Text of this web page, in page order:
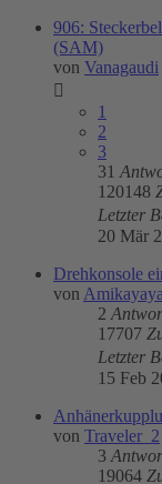
906:
(SAM)
von Vanagaudi
1
2
3
31
120148
Letzter
20 Mär
Drehkonsole
von Amikayaya
2
17707
Letzter
15 Feb
von Traveler_2
3
19064